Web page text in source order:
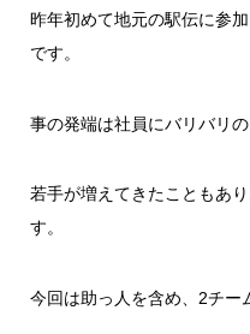
昨年初めて地元の駅伝に参
です。
事の発端は社員にバリバリの
若手が増えてきたこともあ
す。
今回は助っ人を含め、2チー